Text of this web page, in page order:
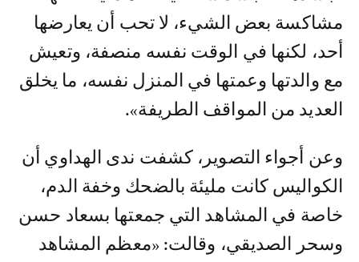
مشاكسة بعض الشيء، لا تحب أن يعارضها
أحد، لكنها في الوقت نفسه منصفة، وتعيش
مع والدتها وعمتها في المنزل نفسه، ما يخلق
العديد من المواقف الطريفة».
وعن أجواء التصوير، كشفت ندى الهداوي أن
الكواليس كانت مليئة بالضحك وخفة الدم،
خاصة في المشاهد التي جمعتها بسعاد حسن
وسحر الصديقي، وقالت: «معظم المشاهد